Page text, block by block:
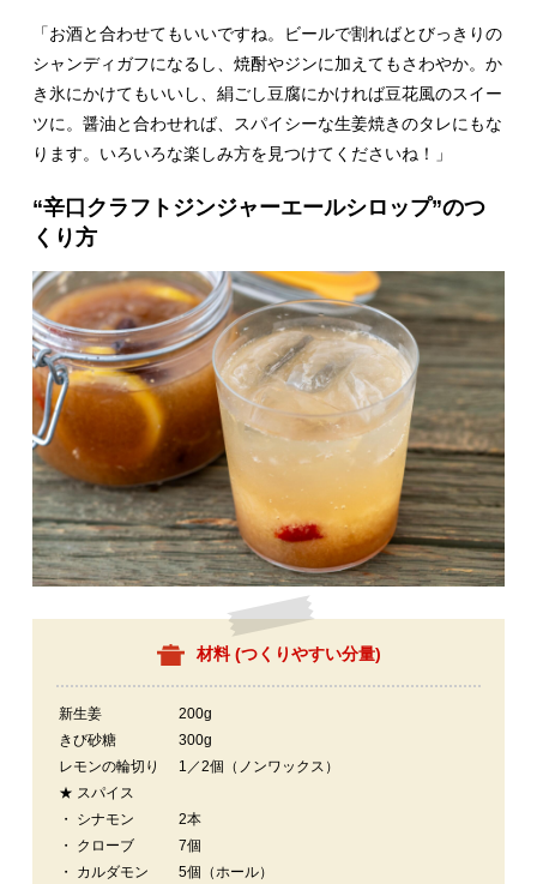
「お酒と合わせてもいいですね。ビールで割ればとびっきりの
シャンディガフになるし、焼酎やジンに加えてもさわやか。か
き氷にかけてもいいし、絹ごし豆腐にかければ豆花風のスイー
ツに。醤油と合わせれば、スパイシーな生姜焼きのタレにもな
ります。いろいろな楽しみ方を見つけてくださいね！」
“辛口クラフトジンジャーエールシロップ”のつ
くり方
材料 (つくりやすい分量)
新生姜
200g
きび砂糖
300g
レモンの輪切り
1／2個（ノンワックス）
★ スパイス
・ シナモン
2本
・ クローブ
7個
・ カルダモン
5個（ホール）